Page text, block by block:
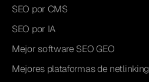
SEO por CMS
SEO por IA
Mejor software SEO GEO
Mejores plataformas de netlinking